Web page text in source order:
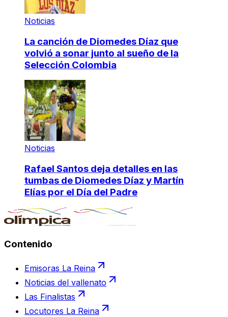
Noticias
La canción de Diomedes Díaz que
volvió a sonar junto al sueño de la
Selección Colombia
Noticias
Rafael Santos deja detalles en las
tumbas de Diomedes Díaz y Martín
Elías por el Día del Padre
Contenido
Emisoras La Reina
Noticias del vallenato
Las Finalistas
Locutores La Reina